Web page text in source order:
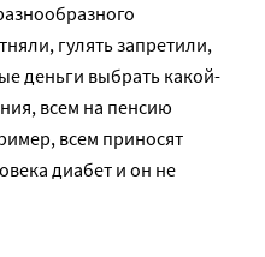
гулять запретили,
деньги выбрать какой-
всем на пенсию
всем приносят
диабет и он не